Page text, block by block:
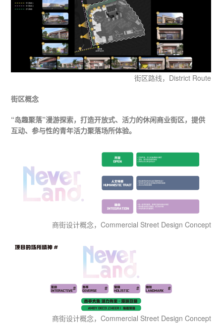
街区路线，District Route
街区概念
“岛趣聚落”漫游探索，打造开放式、活力的休闲商业街区，提供
互动、参与性的青年活力聚落场所体验。
商街设计概念，Commercial Street Design Concept
商街设计概念，Commercial Street Design Concept